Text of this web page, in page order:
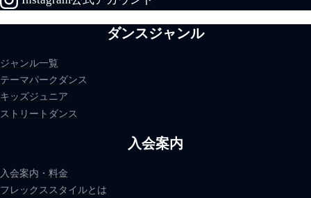
ダンスジャンル
ジャンル一覧
テーマパークダンス
キッズジュニア
ストリートダンス
入会案内
入会案内・料金
フレックススタイルとは